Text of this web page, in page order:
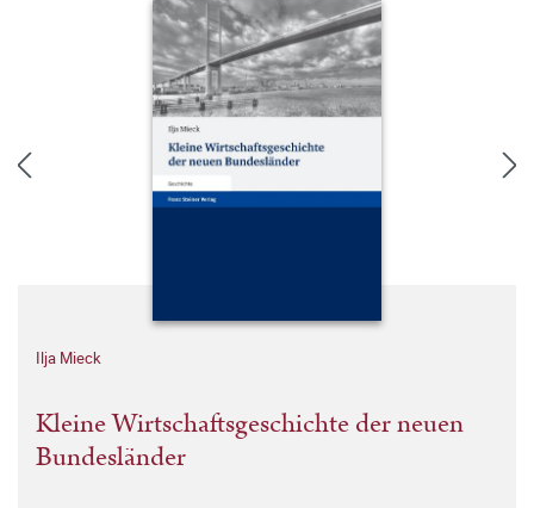
Ilja Mieck
Kleine Wirtschaftsgeschichte der neuen
Bundesländer